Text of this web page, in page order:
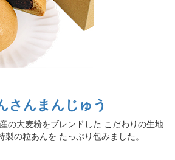
さんまんじゅう
の大麦粉をブレンドした こだわりの生地
の粒あんを たっぷり包みました。